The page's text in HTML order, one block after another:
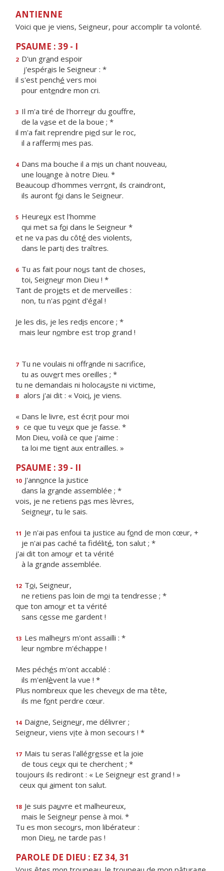
ANTIENNE
Voici que je viens, Seigneur, pour accomplir ta volonté.
PSAUME : 39 - I
2 D'un grand espoir
j'espérais le Seigneur : *
il s'est penché vers moi
pour entendre mon cri.
3 Il m'a tiré de l'horreur du gouffre,
de la vase et de la boue ; *
il m'a fait reprendre pied sur le roc,
il a raffermi mes pas.
4 Dans ma bouche il a mis un chant nouveau,
une louange à notre Dieu. *
Beaucoup d'hommes verront, ils craindront,
ils auront foi dans le Seigneur.
5 Heureux est l'homme
qui met sa foi dans le Seigneur *
et ne va pas du côté des violents,
dans le parti des traîtres.
6 Tu as fait pour nous tant de choses,
toi, Seigneur mon Dieu ! *
Tant de projets et de merveilles :
non, tu n'as point d'égal !
Je les dis, je les redis encore ; *
mais leur nombre est trop grand !
7 Tu ne voulais ni offrande ni sacrifice,
tu as ouvert mes oreilles ; *
tu ne demandais ni holocauste ni victime,
8 alors j'ai dit : « Voici, je viens.
« Dans le livre, est écrit pour moi
9 ce que tu veux que je fasse. *
Mon Dieu, voilà ce que j'aime :
ta loi me tient aux entrailles. »
PSAUME : 39 - II
10 J'annonce la justice
dans la grande assemblée ; *
vois, je ne retiens pas mes lèvres,
Seigneur, tu le sais.
11 Je n'ai pas enfoui ta justice au fond de mon cœur, +
je n'ai pas caché ta fidélité, ton salut ; *
j'ai dit ton amour et ta vérité
à la grande assemblée.
12 Toi, Seigneur,
ne retiens pas loin de moi ta tendresse ; *
que ton amour et ta vérité
sans cesse me gardent !
13 Les malheurs m'ont assailli : *
leur nombre m'échappe !
Mes péchés m'ont accablé :
ils m'enlèvent la vue ! *
Plus nombreux que les cheveux de ma tête,
ils me font perdre cœur.
14 Daigne, Seigneur, me délivrer ;
Seigneur, viens vite à mon secours ! *
17 Mais tu seras l'allégresse et la joie
de tous ceux qui te cherchent ; *
toujours ils rediront : « Le Seigneur est grand ! »
ceux qui aiment ton salut.
18 Je suis pauvre et malheureux,
mais le Seigneur pense à moi. *
Tu es mon secours, mon libérateur :
mon Dieu, ne tarde pas !
PAROLE DE DIEU : EZ 34, 31